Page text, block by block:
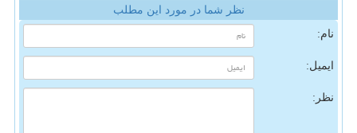
نظر شما در مورد این مطلب
نام:
ایمیل:
نظر: